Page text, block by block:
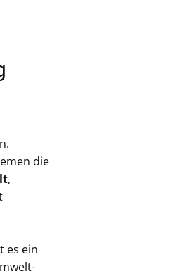
die
,
es ein